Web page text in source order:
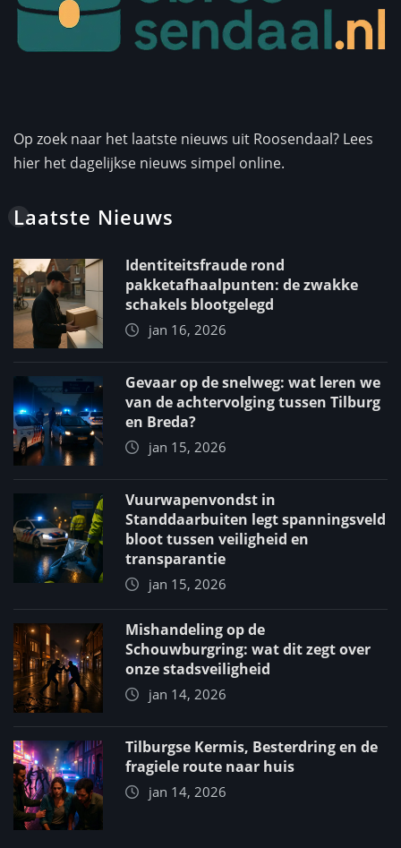
Op zoek naar het laatste nieuws uit Roosendaal? Lees
hier het dagelijkse nieuws simpel online.
Laatste Nieuws
Identiteitsfraude rond
pakketafhaalpunten: de zwakke
schakels blootgelegd
jan 16, 2026
Gevaar op de snelweg: wat leren we
van de achtervolging tussen Tilburg
en Breda?
jan 15, 2026
Vuurwapenvondst in
Standdaarbuiten legt spanningsveld
bloot tussen veiligheid en
transparantie
jan 15, 2026
Mishandeling op de
Schouwburgring: wat dit zegt over
onze stadsveiligheid
jan 14, 2026
Tilburgse Kermis, Besterdring en de
fragiele route naar huis
jan 14, 2026